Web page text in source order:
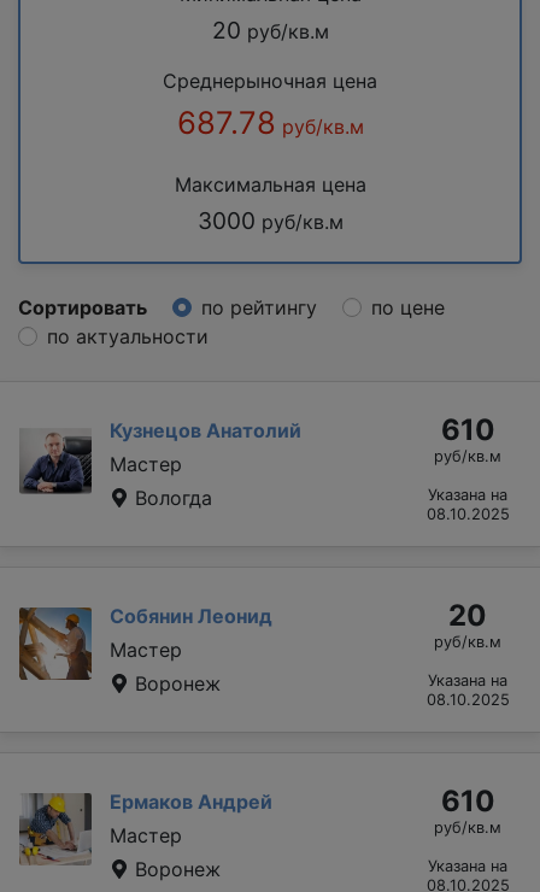
20 руб/кв.м
Среднерыночная цена
687.78 руб/кв.м
Максимальная цена
3000 руб/кв.м
Сортировать по рейтингу
по цене
по актуальности
Кузнецов Анатолий
Мастер
Вологда
610
руб/кв.м
Указана на
08.10.2025
Собянин Леонид
Мастер
Воронеж
20
руб/кв.м
Указана на
08.10.2025
Ермаков Андрей
Мастер
Воронеж
610
руб/кв.м
Указана на
08.10.2025